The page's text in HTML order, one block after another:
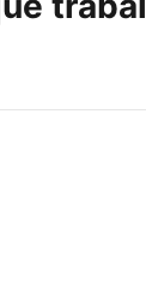
como